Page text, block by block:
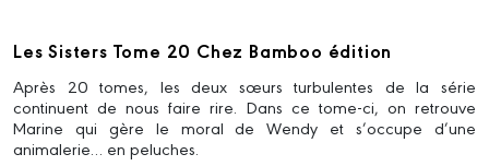
Les Sisters Tome 20 Chez Bamboo édition
Après 20 tomes, les deux sœurs turbulentes de la série
continuent de nous faire rire. Dans ce tome-ci, on retrouve
Marine qui gère le moral de Wendy et s’occupe d’une
animalerie… en peluches.